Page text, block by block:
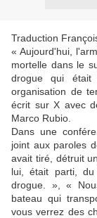
Traduction
« Aujourd'hui,
mortelle dans le
drogue qui
organisation de
écrit sur X avec
Marco Rubio.
Dans une
joint aux paroles
avait tiré, détruit
lui, était parti,
drogue. », «
bateau qui
vous verrez des